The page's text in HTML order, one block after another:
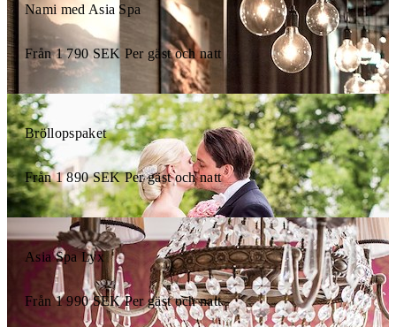
Nami med Asia Spa
Från 1 790 SEK Per gäst och natt
Bröllopspaket
Från 1 890 SEK Per gäst och natt
Asia Spa Lyx
Från 1 990 SEK Per gäst och natt